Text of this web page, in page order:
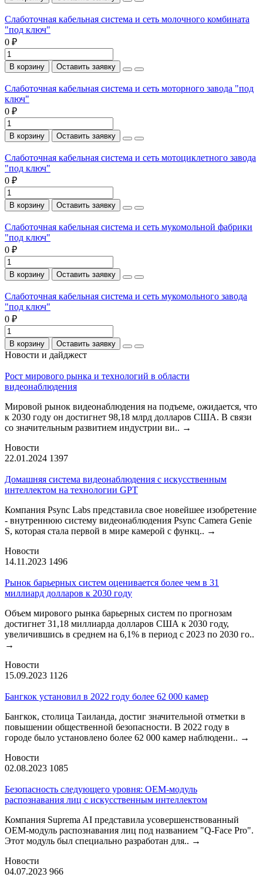
Слаботочная кабельная система и сеть молочного комбината
"под ключ"
0 ₽
В корзину Оставить заявку
Слаботочная кабельная система и сеть моторного завода "под
ключ"
0 ₽
В корзину Оставить заявку
Слаботочная кабельная система и сеть мотоциклетного завода
"под ключ"
0 ₽
В корзину Оставить заявку
Слаботочная кабельная система и сеть мукомольной фабрики
"под ключ"
0 ₽
В корзину Оставить заявку
Слаботочная кабельная система и сеть мукомольного завода
"под ключ"
0 ₽
В корзину Оставить заявку
Новости и дайджест
Рост мирового рынка и технологий в области
видеонаблюдения
Мировой рынок видеонаблюдения на подъеме, ожидается, что
к 2030 году он достигнет 98,18 млрд долларов США. В связи
со значительным развитием индустрии ви.. →
Новости
22.01.2024 1397
Домашняя система видеонаблюдения с искусственным
интеллектом на технологии GPT
Компания Psync Labs представила свое новейшее изобретение
- внутреннюю систему видеонаблюдения Psync Camera Genie
S, которая стала первой в мире камерой с функц.. →
Новости
14.11.2023 1496
Рынок барьерных систем оценивается более чем в 31
миллиард долларов к 2030 году
Объем мирового рынка барьерных систем по прогнозам
достигнет 31,18 миллиарда долларов США к 2030 году,
увеличившись в среднем на 6,1% в период с 2023 по 2030 го..
→
Новости
15.09.2023 1126
Бангкок установил в 2022 году более 62 000 камер
Бангкок, столица Таиланда, достиг значительной отметки в
повышении общественной безопасности. В 2022 году в
городе было установлено более 62 000 камер наблюдени.. →
Новости
02.08.2023 1085
Безопасность следующего уровня: OEM-модуль
распознавания лиц с искусственным интеллектом
Компания Suprema AI представила усовершенствованный
OEM-модуль распознавания лиц под названием "Q-Face Pro".
Этот модуль был специально разработан для.. →
Новости
04.07.2023 966